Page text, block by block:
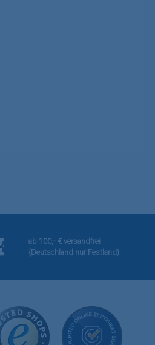
ab 100,- € versandfrei
(Deutschland nur Festland)